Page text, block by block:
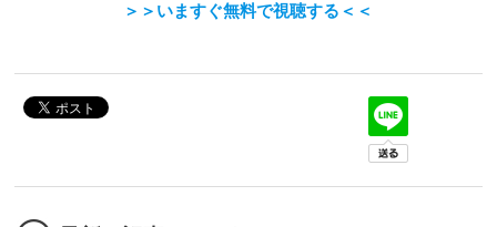
＞＞いますぐ無料で視聴する＜＜